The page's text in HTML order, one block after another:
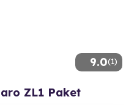
9.0(1)
ZL1 Paket